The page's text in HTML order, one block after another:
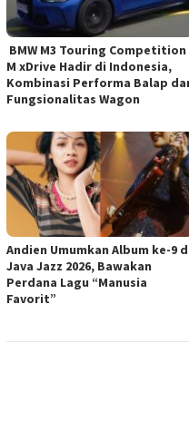
BMW M3 Touring Competition
M xDrive Hadir di Indonesia,
Kombinasi Performa Balap
Fungsionalitas Wagon
Andien Umumkan Album ke-9
Java Jazz 2026, Bawakan
Perdana Lagu “Manusia
Favorit”